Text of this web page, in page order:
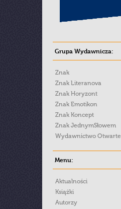
Grupa Wydawnicza:
Znak
Znak Literanova
Znak Horyzont
Znak Emotikon
Znak Koncept
Znak JednymSłowem
Wydawnictwo Otwarte
Menu:
Aktualności
Książki
Autorzy